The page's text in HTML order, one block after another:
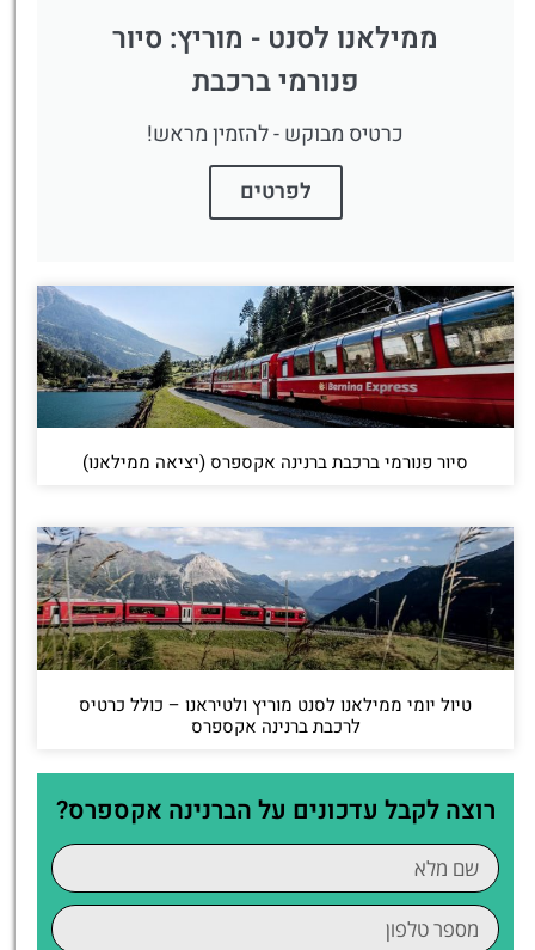
ממילאנו לסנט - מוריץ: סיור
פנורמי ברכבת
כרטיס מבוקש - להזמין מראש!
לפרטים
סיור פנורמי ברכבת ברנינה אקספרס (יציאה ממילאנו)
טיול יומי ממילאנו לסנט מוריץ ולטיראנו – כולל כרטיס
לרכבת ברנינה אקספרס
רוצה לקבל עדכונים על הברנינה אקספרס?